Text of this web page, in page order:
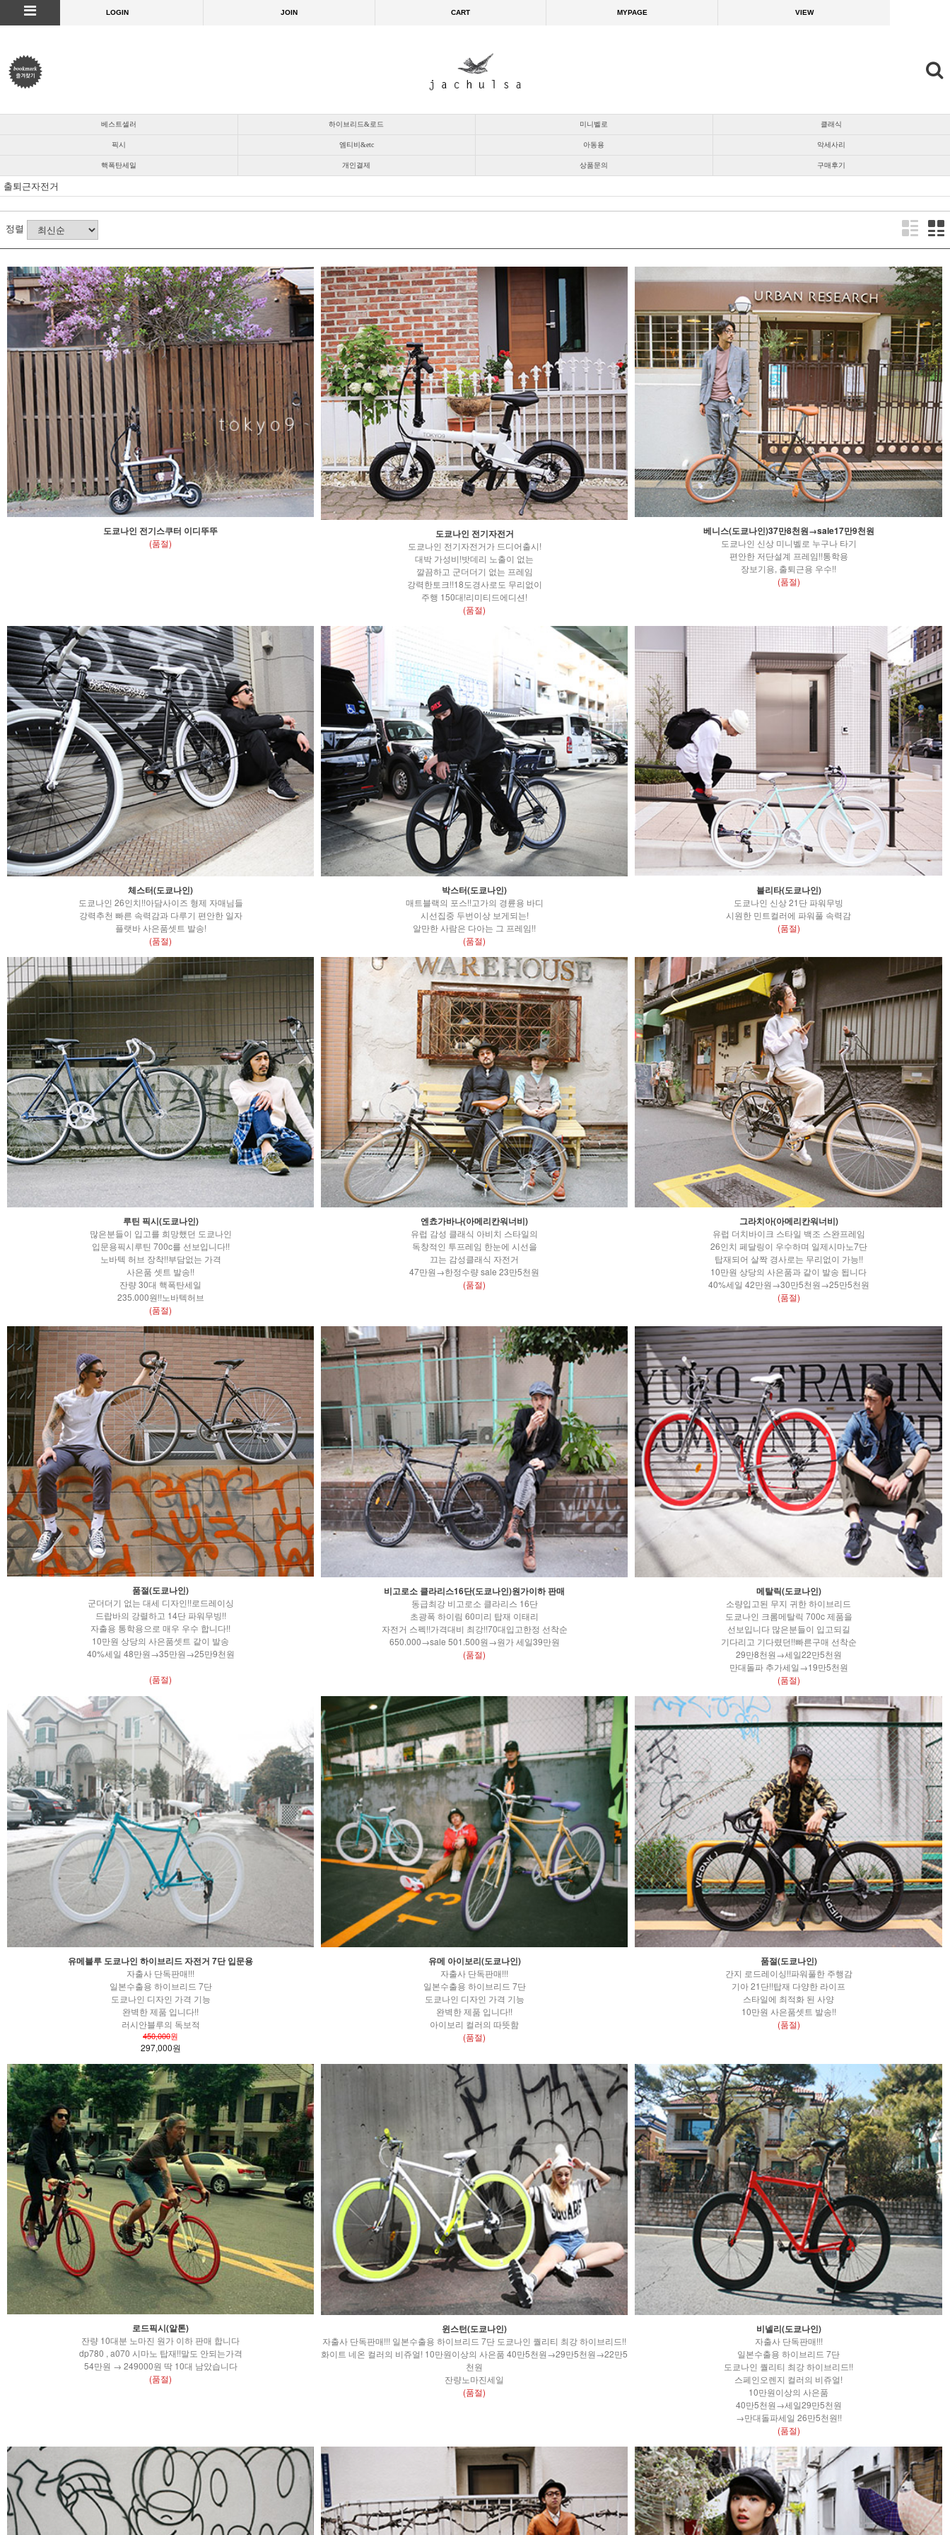
LOGIN JOIN CART MYPAGE VIEW
베스트셀러 하이브리드&로드 미니벨로 클래식
픽시 엠티비&etc 아동용 악세사리
핵폭탄세일 개인결제 상품문의 구매후기
출퇴근자전거
정렬
도쿄나인 전기스쿠터 이디뚜뚜
(품절)
도쿄나인 전기자전거
도쿄나인 전기자전거가 드디어출시!
대박 가성비!밧데리 노출이 없는
깔끔하고 군더더기 없는 프레임
강력한토크!!18도경사로도 무리없이
주행 150대!리미티드에디션!
(품절)
베니스(도쿄나인)37만8천원→sale17만9천원
도쿄나인 신상 미니벨로 누구나 타기
편안한 저단설계 프레임!!통학용
장보기용, 출퇴근용 우수!!
(품절)
체스터(도쿄나인)
도쿄나인 26인치!!아담사이즈 형제 자매님들
강력추천 빠른 속력감과 다루기 편안한 일자
플랫바 사은품셋트 발송!
(품절)
박스터(도쿄나인)
매트블랙의 포스!!고가의 경륜용 바디
시선집중 두번이상 보게되는!
알만한 사람은 다아는 그 프레임!!
(품절)
블리타(도쿄나인)
도쿄나인 신상 21단 파워무빙
시원한 민트컬러에 파워풀 속력감
(품절)
루틴 픽시(도쿄나인)
많은분들이 입고를 희망했던 도쿄나인
입문용픽시루틴 700c를 선보입니다!!
노바텍 허브 장착!!부담없는 가격
사은품 셋트 발송!!
잔량 30대 핵폭탄세일
235.000원!!노바텍허브
(품절)
엔쵸가바나(아메리칸워너비)
유럽 감성 클래식 아비치 스타일의
독창적인 투프레임 한눈에 시선을
끄는 감성클래식 자전거
47만원→한정수량 sale 23만5천원
(품절)
그라치아(아메리칸워너비)
유럽 더치바이크 스타일 백조 스완프레임
26인치 페달링이 우수하며 일제시마노7단
탑재되어 살짝 경사로는 무리없이 가능!!
10만원 상당의 사은품과 같이 발송 됩니다
40%세일 42만원→30만5천원→25만5천원
(품절)
품절(도쿄나인)
군더더기 없는 대세 디자인!!로드레이싱
드랍바의 강렬하고 14단 파워무빙!!
자출용 통학용으로 매우 우수 합니다!!
10만원 상당의 사은품셋트 같이 발송
40%세일 48만원→35만원→25만9천원
(품절)
비고로소 클라리스16단(도쿄나인)원가이하 판매
동급최강 비고로소 클라리스 16단
초광폭 하이림 60미리 탑재 이태리
자전거 스펙!!가격대비 최강!!70대입고한정 선착순
650.000→sale 501.500원→원가 세일39만원
(품절)
메탈릭(도쿄나인)
소량입고된 무지 귀한 하이브리드
도쿄나인 크롬메탈릭 700c 제품을
선보입니다 많은분들이 입고되길
기다리고 기다렸던!!빠른구매 선착순
29만8천원→세일22만5천원
만대돌파 추가세일→19만5천원
(품절)
유메블루 도쿄나인 하이브리드 자전거 7단 입문용
자출사 단독판매!!!
일본수출용 하이브리드 7단
도쿄나인 디자인 가격 기능
완벽한 제품 입니다!!
러시안블루의 독보적
450,000원
297,000원
유메 아이보리(도쿄나인)
자출사 단독판매!!!
일본수출용 하이브리드 7단
도쿄나인 디자인 가격 기능
완벽한 제품 입니다!!
아이보리 컬러의 따뜻함
(품절)
품절(도쿄나인)
간지 로드레이싱!!파워풀한 주행감
기아 21단!!탑재 다양한 라이프
스타일에 최적화 된 사양
10만원 사은품셋트 발송!!
(품절)
로드픽시(알톤)
잔량 10대분 노마진 원가 이하 판매 합니다
dp780 , a070 시마노 탑재!!말도 안되는가격
54만원 → 249000원 딱 10대 남았습니다
(품절)
윈스턴(도쿄나인)
자출사 단독판매!!! 일본수출용 하이브리드 7단 도쿄나인 퀄리티 최강 하이브리드!!
화이트 네온 컬러의 비쥬얼! 10만원이상의 사은품 40만5천원→29만5천원→22만5
천원
잔량노마진세일
(품절)
비넬리(도쿄나인)
자출사 단독판매!!!
일본수출용 하이브리드 7단
도쿄나인 퀄리티 최강 하이브리드!!
스페인오렌지 컬러의 비쥬얼!
10만원이상의 사은품
40만5천원→세일29만5천원
→만대돌파세일 26만5천원!!
(품절)